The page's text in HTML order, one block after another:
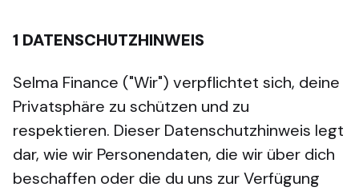
1 DATENSCHUTZHINWEIS
Selma Finance ("Wir") verpflichtet sich, deine
Privatsphäre zu schützen und zu
respektieren. Dieser Datenschutzhinweis legt
dar, wie wir Personendaten, die wir über dich
beschaffen oder die du uns zur Verfügung